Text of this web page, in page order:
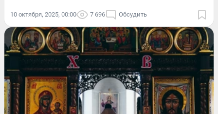
10 октября, 2025, 00:00 7 696 Обсудить